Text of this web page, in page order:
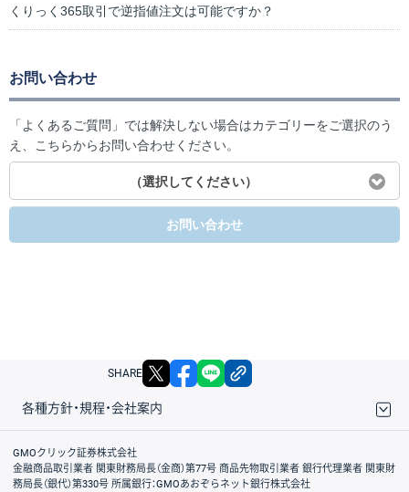
くりっく365取引で逆指値注文は可能ですか？
お問い合わせ
「よくあるご質問」では解決しない場合はカテゴリーをご選択のう
え、こちらからお問い合わせください。
（選択してください）
お問い合わせ
SHARE X facebook
各種方針・規程・会社案内
取引規程・約款
サイトマップ
その他のご案内
個人情報保護方針
最良執行方針
サイトのご利用について
ディスクレイマー
信託保全
リスク説明
会社案内
GMOクリック証券株式会社
金融商品取引業者 関東財務局長（金商）第77号 商品先物取引業者 銀行代理業者 関東財
務局長（銀代）第330号 所属銀行：GMOあおぞらネット銀行株式会社